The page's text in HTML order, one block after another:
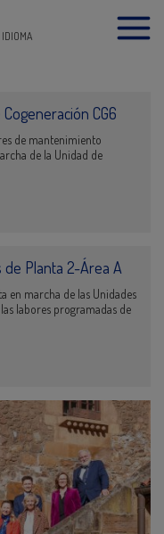
IDIOMA
CG6
de mantenimiento
de la Unidad de
de Planta 2-Área A
en marcha de las Unidades
labores programadas de